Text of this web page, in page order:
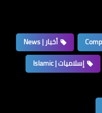
أخبار | News
إسلاميات | Islamic